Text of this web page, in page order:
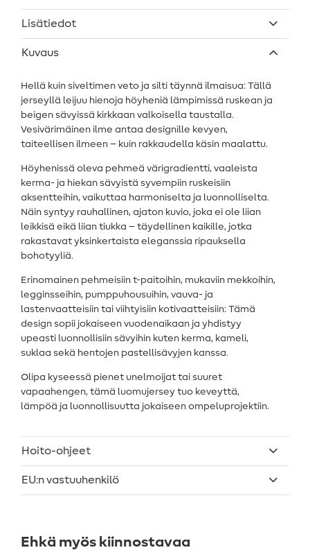
Lisätiedot
Kuvaus
Hellä kuin siveltimen veto ja silti täynnä ilmaisua: Tällä
jerseyllä leijuu hienoja höyheniä lämpimissä ruskean ja
beigen sävyissä kirkkaan valkoisella taustalla.
Vesivärimäinen ilme antaa designille kevyen,
taiteellisen ilmeen – kuin rakkaudella käsin maalattu.
Höyhenissä oleva pehmeä värigradientti, vaaleista
kerma- ja hiekan sävyistä syvempiin ruskeisiin
aksentteihin, vaikuttaa harmoniselta ja luonnolliselta.
Näin syntyy rauhallinen, ajaton kuvio, joka ei ole liian
leikkisä eikä liian tiukka – täydellinen kaikille, jotka
rakastavat yksinkertaista eleganssia ripauksella
bohotyyliä.
Erinomainen pehmeisiin t-paitoihin, mukaviin mekkoihin,
legginsseihin, pumppuhousuihin, vauva- ja
lastenvaatteisiin tai viihtyisiin kotivaatteisiin: Tämä
design sopii jokaiseen vuodenaikaan ja yhdistyy
upeasti luonnollisiin sävyihin kuten kerma, kameli,
suklaa sekä hentojen pastellisävyjen kanssa.
Olipa kyseessä pienet unelmoijat tai suuret
vapaahengen, tämä luomujersey tuo keveyttä,
lämpöä ja luonnollisuutta jokaiseen ompeluprojektiin.
Hoito-ohjeet
EU:n vastuuhenkilö
Ehkä myös kiinnostavaa